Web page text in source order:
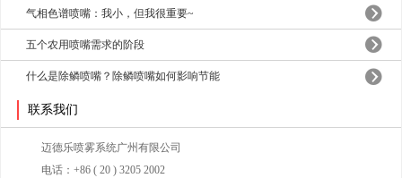
气相色谱喷嘴：我小，但我很重要~
五个农用喷嘴需求的阶段
什么是除鳞喷嘴？除鳞喷嘴如何影响节能
联系我们
迈德乐喷雾系统广州有限公司
电话：+86 ( 20 ) 3205 2002